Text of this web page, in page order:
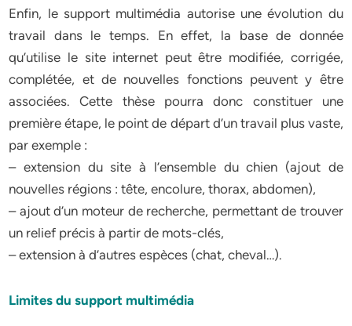
Enfin, le support multimédia autorise une évolution du
travail dans le temps. En effet, la base de donnée
qu’utilise le site internet peut être modifiée, corrigée,
complétée, et de nouvelles fonctions peuvent y être
associées. Cette thèse pourra donc constituer une
première étape, le point de départ d’un travail plus vaste,
par exemple :
– extension du site à l’ensemble du chien (ajout de
nouvelles régions : tête, encolure, thorax, abdomen),
– ajout d’un moteur de recherche, permettant de trouver
un relief précis à partir de mots-clés,
– extension à d’autres espèces (chat, cheval…).
Limites du support multimédia